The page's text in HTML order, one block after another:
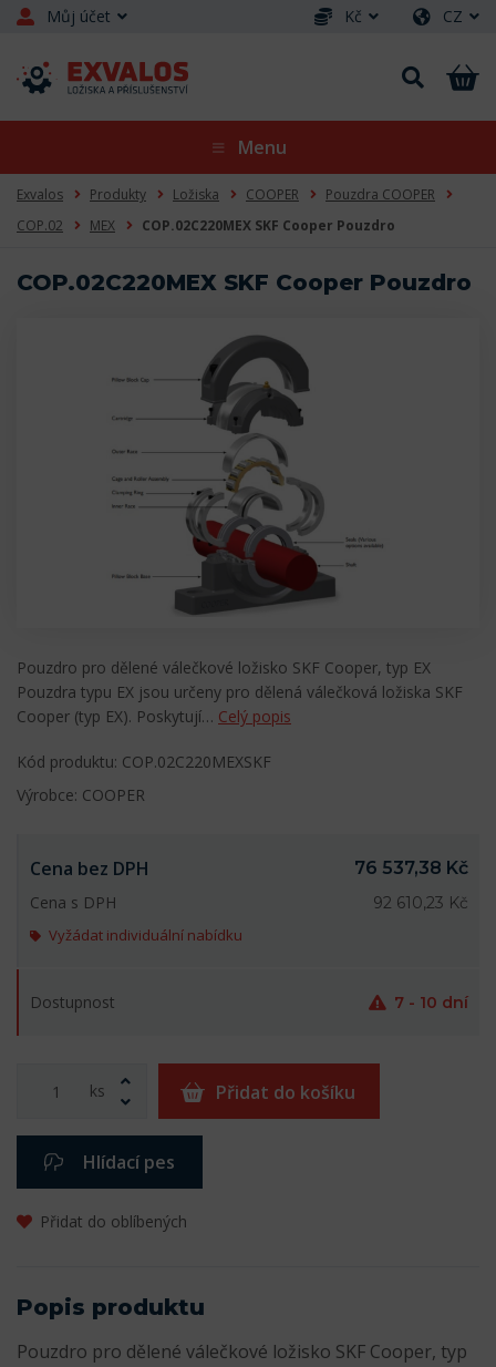
Můj účet Kč CZ
Menu
Exvalos Produkty Ložiska COOPER
Pouzdra COOPER
COP.02
MEX COP.02C220MEX SKF Cooper Pouzdro
COP.02C220MEX SKF Cooper Pouzdro
Pouzdro pro dělené válečkové ložisko SKF Cooper, typ EX
Pouzdra typu EX jsou určeny pro dělená válečková ložiska SKF
Cooper (typ EX). Poskytují… Celý popis
Kód produktu: COP.02C220MEXSKF
Výrobce: COOPER
Cena bez DPH
76 537,38 Kč
Cena s DPH
92 610,23 Kč
Vyžádat individuální nabídku
Dostupnost 7 - 10 dní
ks Přidat do košíku
Hlídací pes
Přidat do oblíbených
Popis produktu
Pouzdro pro dělené válečkové ložisko SKF Cooper, typ